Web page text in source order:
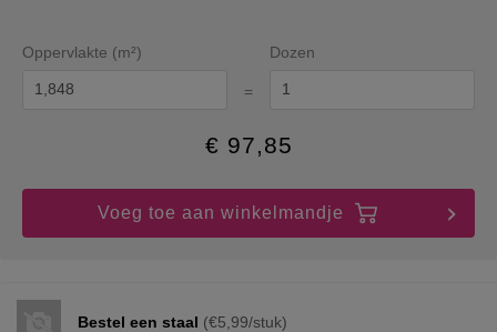
Oppervlakte (m²)
=
Dozen
€ 97,85
Voeg toe aan winkelmandje
Bestel een staal (€5,99/stuk)